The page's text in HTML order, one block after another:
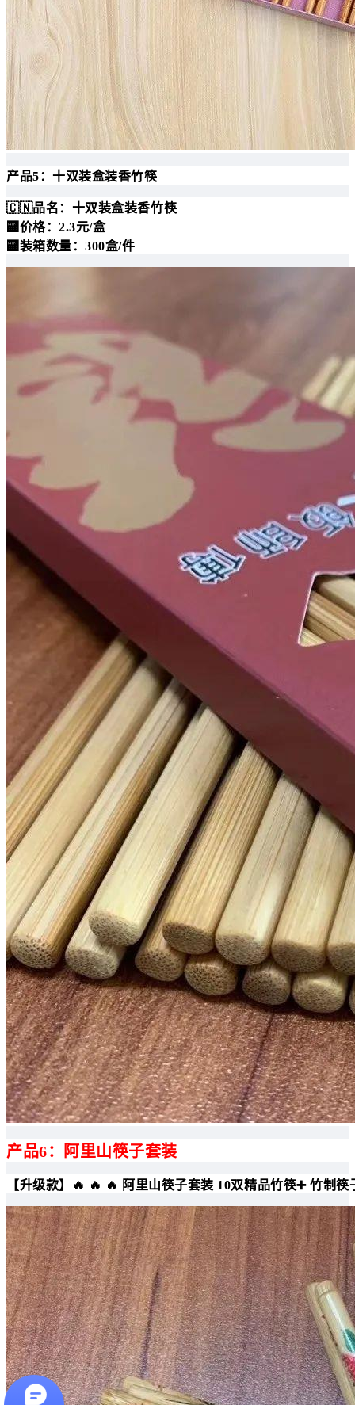
产品5：十双装盒装香竹筷
🇨🇳品名：十双装盒装香竹筷
🏧价格：2.3元/盒
🏧装箱数量：300盒/件
产品6：阿里山筷子套装
【升级款】🔥 🔥 🔥 阿里山筷子套装 10双精品竹筷➕ 竹制